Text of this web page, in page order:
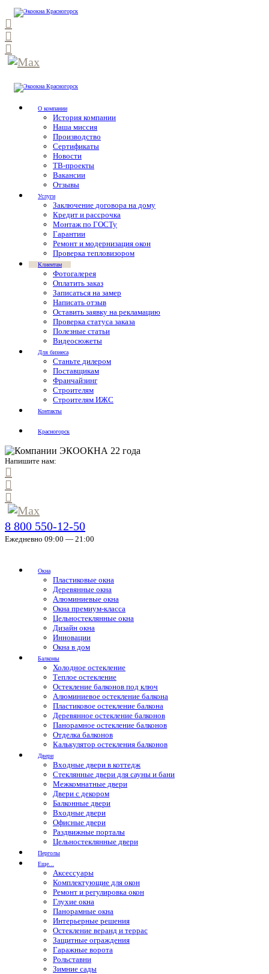
О компании
История компании
Наша миссия
Производство
Сертификаты
Новости
ТВ-проекты
Вакансии
Отзывы
Услуги
Заключение договора на дому
Кредит и рассрочка
Монтаж по ГОСТу
Гарантии
Ремонт и модернизация окон
Проверка тепловизором
Клиентам
Фотогалерея
Оплатить заказ
Записаться на замер
Написать отзыв
Оставить заявку на рекламацию
Проверка статуса заказа
Полезные статьи
Видеосюжеты
Для бизнеса
Станьте дилером
Поставщикам
Франчайзинг
Строителям
Строителям ИЖС
Контакты
Красногорск
Напишите нам:
8 800 550-12-50
Ежедневно 09:00 — 21:00
Окна
Пластиковые окна
Деревянные окна
Алюминиевые окна
Окна премиум-класса
Цельностеклянные окна
Дизайн окна
Инновации
Окна в дом
Балконы
Холодное остекление
Теплое остекление
Остекление балконов под ключ
Алюминиевое остекление балкона
Пластиковое остекление балкона
Деревянное остекление балконов
Панорамное остекление балконов
Отделка балконов
Калькулятор остекления балконов
Двери
Входные двери в коттедж
Стеклянные двери для сауны и бани
Межкомнатные двери
Двери с декором
Балконные двери
Входные двери
Офисные двери
Раздвижные порталы
Цельностеклянные двери
Перголы
Еще...
Аксессуары
Комплектующие для окон
Ремонт и регулировка окон
Глухие окна
Панорамные окна
Интерьерные решения
Остекление веранд и террас
Защитные ограждения
Гаражные ворота
Рольставни
Зимние сады